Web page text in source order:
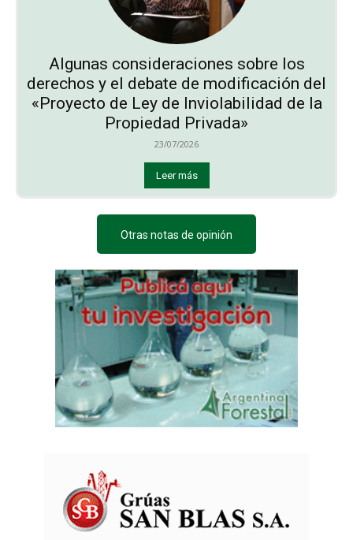
Algunas consideraciones sobre los
derechos y el debate de modificación del
«Proyecto de Ley de Inviolabilidad de la
Propiedad Privada»
23/07/2026
Leer más
Otras notas de opinión